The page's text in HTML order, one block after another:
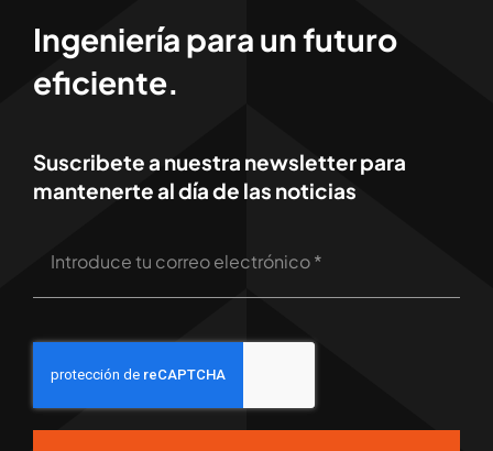
Ingeniería para un futuro
eficiente.
Suscribete a nuestra newsletter para
mantenerte al día de las noticias